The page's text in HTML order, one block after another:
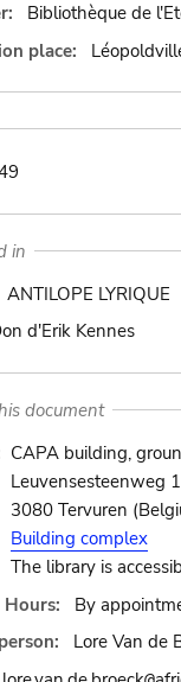
Bibliothèque de
place:
in
ANTILOPE LYRIQUE
d'Erik Kennes
document
CAPA building,
Leuvensesteenweg
3080 Tervuren
Building complex
The library is
By
Lore Van de